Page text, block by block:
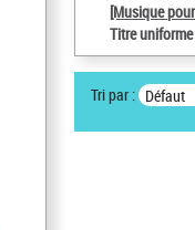
[Musique
Titre
Tri par : Défaut